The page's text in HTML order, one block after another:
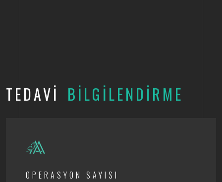
TEDAVİ BİLGİLENDİRME
OPERASYON SAYISI